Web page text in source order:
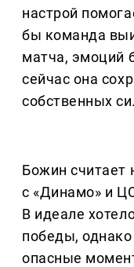
настрой
бы команда
матча, эмоций
сейчас она
собственных
Божин считает
с «Динамо» и
В идеале
победы,
опасные